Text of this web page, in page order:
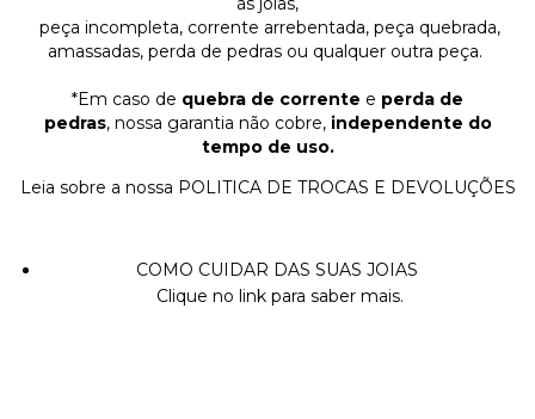
peça incompleta, corrente arrebentada, peça quebrada,
amassadas, perda de pedras ou qualquer outra peça.
*Em caso de quebra de corrente e perda de
pedras, nossa garantia não cobre, independente do
tempo de uso.
Leia sobre a nossa POLITICA DE TROCAS E DEVOLUÇÕES
COMO CUIDAR DAS SUAS JOIAS
Clique no link para saber mais.